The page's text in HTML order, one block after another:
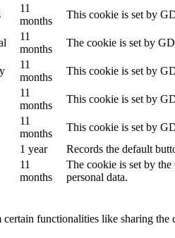
11
months
This cookie is set by
11
months
The cookie is set by
11
months
This cookie is set by
11
months
This cookie is set by
11
months
This cookie is set by
1 year
Records the default
11
months
The cookie is set by
personal data.
functionalities like sharing